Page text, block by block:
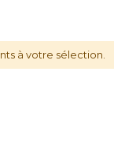
à votre sélection.